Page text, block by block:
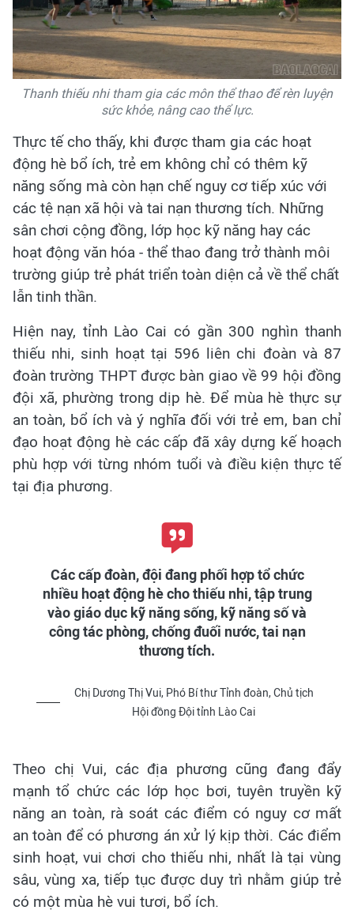
Thanh thiếu nhi tham gia các môn thể thao để rèn luyện
sức khỏe, nâng cao thể lực.
Thực tế cho thấy, khi được tham gia các hoạt
động hè bổ ích, trẻ em không chỉ có thêm kỹ
năng sống mà còn hạn chế nguy cơ tiếp xúc với
các tệ nạn xã hội và tai nạn thương tích. Những
sân chơi cộng đồng, lớp học kỹ năng hay các
hoạt động văn hóa - thể thao đang trở thành môi
trường giúp trẻ phát triển toàn diện cả về thể chất
lẫn tinh thần.
Hiện nay, tỉnh Lào Cai có gần 300 nghìn thanh
thiếu nhi, sinh hoạt tại 596 liên chi đoàn và 87
đoàn trường THPT được bàn giao về 99 hội đồng
đội xã, phường trong dịp hè. Để mùa hè thực sự
an toàn, bổ ích và ý nghĩa đối với trẻ em, ban chỉ
đạo hoạt động hè các cấp đã xây dựng kế hoạch
phù hợp với từng nhóm tuổi và điều kiện thực tế
tại địa phương.
Các cấp đoàn, đội đang phối hợp tổ chức
nhiều hoạt động hè cho thiếu nhi, tập trung
vào giáo dục kỹ năng sống, kỹ năng số và
công tác phòng, chống đuối nước, tai nạn
thương tích.
Chị Dương Thị Vui, Phó Bí thư Tỉnh đoàn, Chủ tịch
Hội đồng Đội tỉnh Lào Cai
Theo chị Vui, các địa phương cũng đang đẩy
mạnh tổ chức các lớp học bơi, tuyên truyền kỹ
năng an toàn, rà soát các điểm có nguy cơ mất
an toàn để có phương án xử lý kịp thời. Các điểm
sinh hoạt, vui chơi cho thiếu nhi, nhất là tại vùng
sâu, vùng xa, tiếp tục được duy trì nhằm giúp trẻ
có một mùa hè vui tươi, bổ ích.